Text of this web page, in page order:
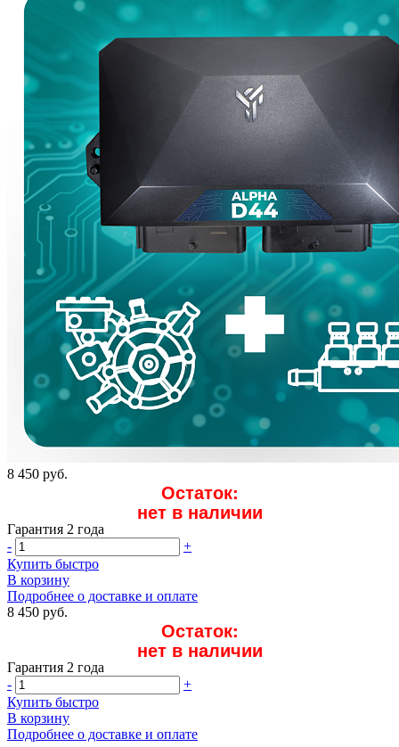
8 450 руб.
Остаток:
нет в наличии
Гарантия 2 года
-
+
Купить быстро
В корзину
Подробнее о доставке и оплате
8 450 руб.
Остаток:
нет в наличии
Гарантия 2 года
-
+
Купить быстро
В корзину
Подробнее о доставке и оплате